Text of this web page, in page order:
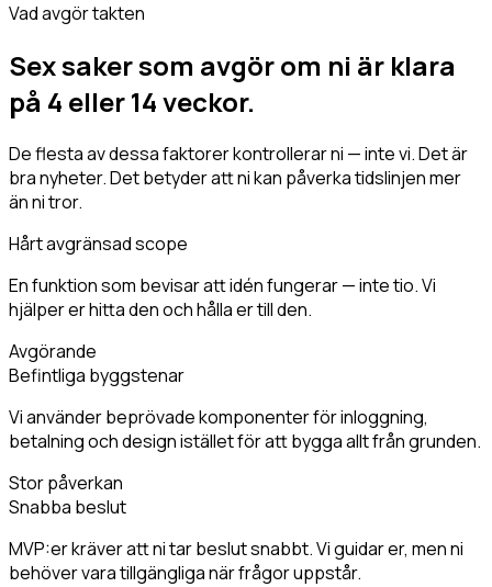
Vad avgör takten
Sex saker som avgör om ni är klara
på 4 eller 14 veckor.
De flesta av dessa faktorer kontrollerar ni — inte vi. Det är
bra nyheter. Det betyder att ni kan påverka tidslinjen mer
än ni tror.
Hårt avgränsad scope
En funktion som bevisar att idén fungerar — inte tio. Vi
hjälper er hitta den och hålla er till den.
Avgörande
Befintliga byggstenar
Vi använder beprövade komponenter för inloggning,
betalning och design istället för att bygga allt från grunden.
Stor påverkan
Snabba beslut
MVP:er kräver att ni tar beslut snabbt. Vi guidar er, men ni
behöver vara tillgängliga när frågor uppstår.